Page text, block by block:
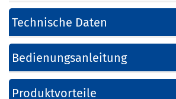
Technische Daten
Bedienungsanleitung
Produktvorteile